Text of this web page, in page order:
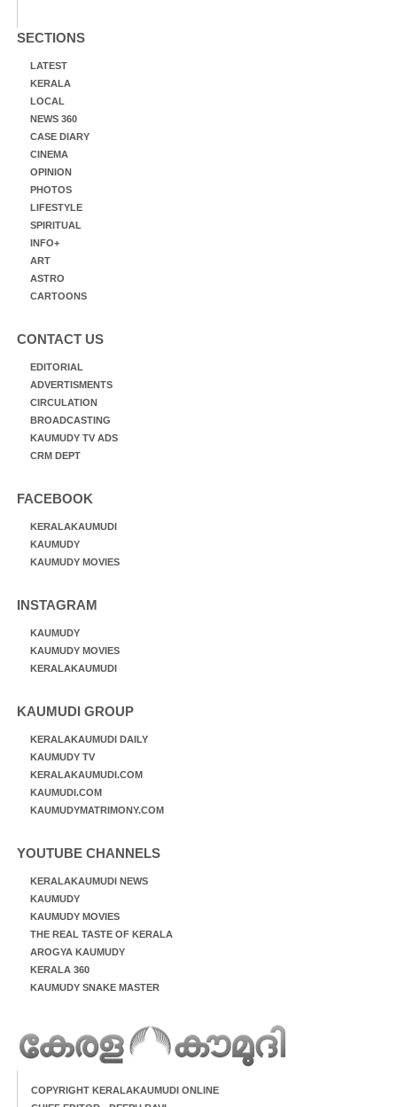
SECTIONS
LATEST
KERALA
LOCAL
NEWS 360
CASE DIARY
CINEMA
OPINION
PHOTOS
LIFESTYLE
SPIRITUAL
INFO+
ART
ASTRO
CARTOONS
CONTACT US
EDITORIAL
ADVERTISMENTS
CIRCULATION
BROADCASTING
KAUMUDY TV ADS
CRM DEPT
FACEBOOK
KERALAKAUMUDI
KAUMUDY
KAUMUDY MOVIES
INSTAGRAM
KAUMUDY
KAUMUDY MOVIES
KERALAKAUMUDI
KAUMUDI GROUP
KERALAKAUMUDI DAILY
KAUMUDY TV
KERALAKAUMUDI.COM
KAUMUDI.COM
KAUMUDYMATRIMONY.COM
YOUTUBE CHANNELS
KERALAKAUMUDI NEWS
KAUMUDY
KAUMUDY MOVIES
THE REAL TASTE OF KERALA
AROGYA KAUMUDY
KERALA 360
KAUMUDY SNAKE MASTER
COPYRIGHT KERALAKAUMUDI ONLINE